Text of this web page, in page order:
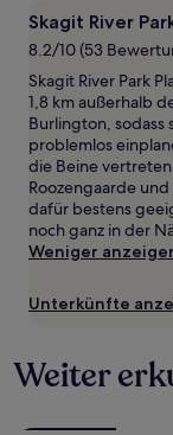
Verfügbarkeiten
können
sich
ändern.
Es
können
zusätzliche
Bedingungen
gelten.
Skagit River
8.2/10 (53
Skagit River Park
1,8 km außerhalb
Burlington, sodass
problemlos
die Beine
Roozengaarde
dafür bestens
noch ganz in der
Weniger
Unterkünfte
Weiter